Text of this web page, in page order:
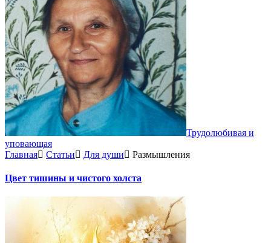
Трудолюбивая и
уповающая
Главная
Статьи Для души Размышления
Цвет тишины и чистого холста